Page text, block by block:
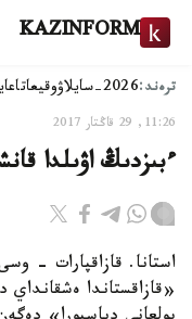
KAZINFORM
ترەند:2026-سايلاۋ وقيعا
11:26, 29 قاڭتار 2017
ءبىزدىڭ اۋىلدا
استانا. قازاقپارات -